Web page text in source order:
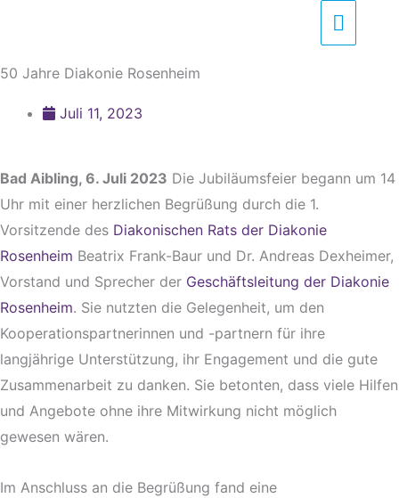
springen
50 Jahre Diakonie Rosenheim
Juli 11, 2023
Bad Aibling, 6. Juli 2023 Die Jubiläumsfeier begann um 14
Uhr mit einer herzlichen Begrüßung durch die 1.
Vorsitzende des Diakonischen Rats der Diakonie
Rosenheim Beatrix Frank-Baur und Dr. Andreas Dexheimer,
Vorstand und Sprecher der Geschäftsleitung der Diakonie
Rosenheim. Sie nutzten die Gelegenheit, um den
Kooperationspartnerinnen und -partnern für ihre
langjährige Unterstützung, ihr Engagement und die gute
Zusammenarbeit zu danken. Sie betonten, dass viele Hilfen
und Angebote ohne ihre Mitwirkung nicht möglich
gewesen wären.
Im Anschluss an die Begrüßung fand eine